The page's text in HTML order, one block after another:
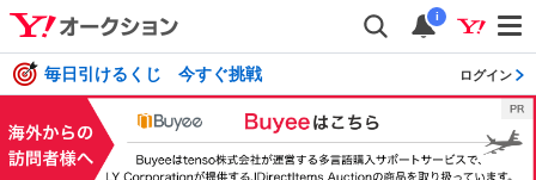
i
毎日引けるくじ 今すぐ挑戦 ログイン